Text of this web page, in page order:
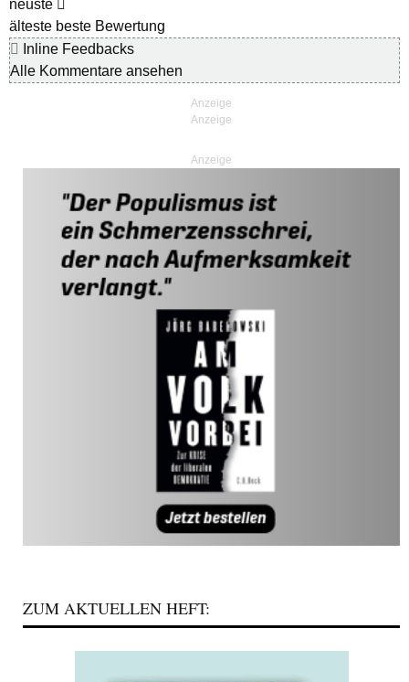
neuste
älteste beste Bewertung
Inline Feedbacks
Alle Kommentare ansehen
Anzeige
ZUM AKTUELLEN HEFT: